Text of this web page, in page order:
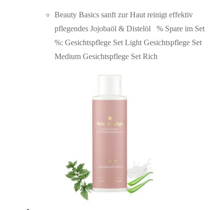
Beauty Basics sanft zur Haut reinigt effektiv
pflegendes Jojobaöl & Distelöl % Spare im Set
%: Gesichtspflege Set Light Gesichtspflege Set
Medium Gesichtspflege Set Rich